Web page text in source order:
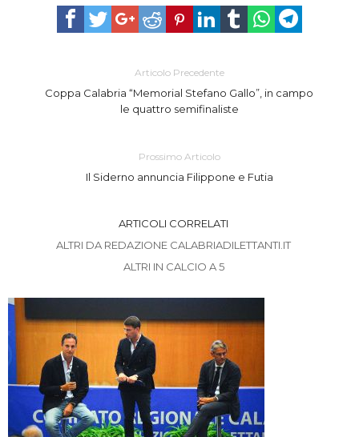
Articolo Precedente
Coppa Calabria “Memorial Stefano Gallo”, in campo
le quattro semifinaliste
Prossimo Articolo
Il Siderno annuncia Filippone e Futia
ARTICOLI CORRELATI
ALTRI DA REDAZIONE CALABRIADILETTANTI.IT
ALTRI IN CALCIO A 5